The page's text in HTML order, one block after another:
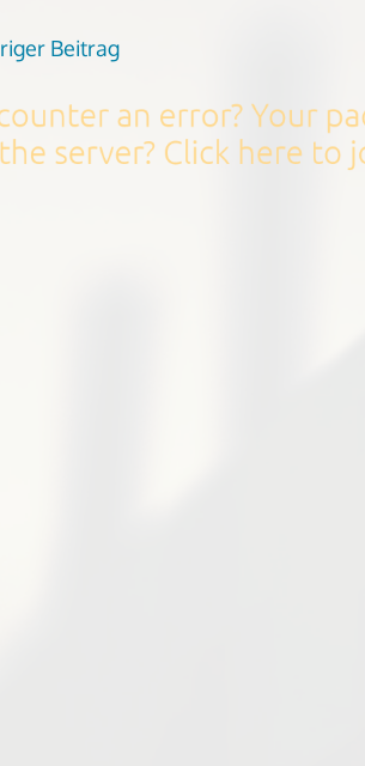
Beitrag